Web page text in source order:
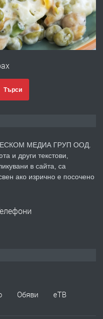
преди 1 година
Асеновград
преди 2 години
преди 3 години
Търси
ЕСКОМ МЕДИА ГРУП ООД.
и други текстови,
в сайта, са
ако изрично е посочено
Обяви
еТВ